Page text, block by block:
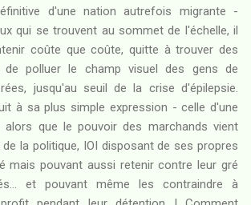
d'une nation autrefois migrante -
qui se trouvent au sommet de l'échelle, il
coûte que coûte, quitte à trouver des
de polluer le champ visuel des gens de
jusqu'au seuil de la crise d'épilepsie.
à sa plus simple expression - celle d'une
que le pouvoir des marchands vient
la politique, IOI disposant de ses propres
mais pouvant aussi retenir contre leur gré
et pouvant même les contraindre à